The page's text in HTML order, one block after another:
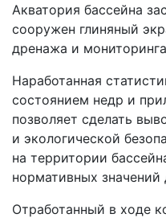
Акватория бассейна
сооружен глиняный
дренажа и
Наработанная
состоянием недр и
позволяет сделать
и экологической
на территории
нормативных
Отработанный в ходе